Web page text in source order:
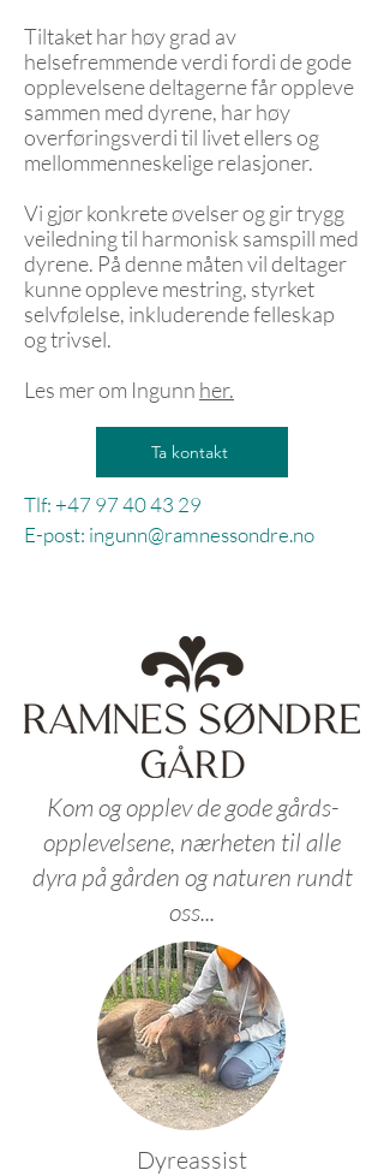
Tiltaket har høy grad av
helsefremmende verdi fordi de gode
opplevelsene deltagerne får oppleve
sammen med dyrene, har høy
overføringsverdi til livet ellers og
mellommenneskelige relasjoner.
Vi gjør konkrete øvelser og gir trygg
veiledning til harmonisk samspill med
dyrene. På denne måten vil deltager
kunne oppleve mestring, styrket
selvfølelse, inkluderende felleskap
og trivsel.
Les mer om Ingunn her.
Ta kontakt
Tlf: +47 97 40 43 29
E-post: ingunn@ramnessondre.no
Kom og opplev de gode gårds-
opplevelsene, nærheten til alle
dyra på gården og naturen rundt
oss...
Dyreassist